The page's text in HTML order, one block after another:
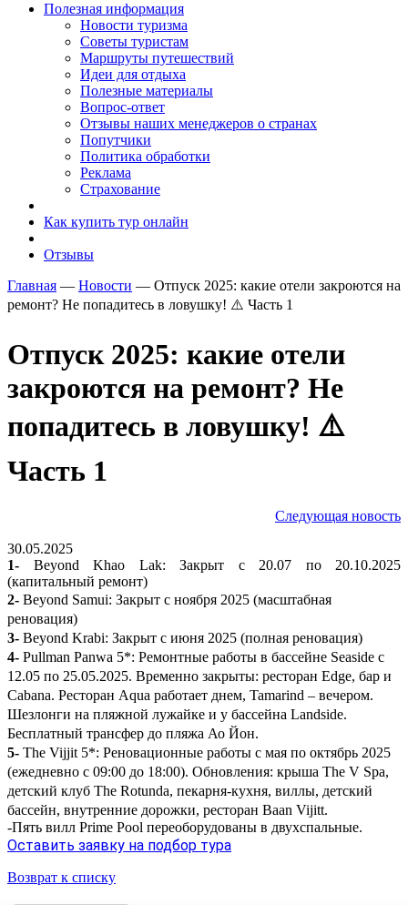
Полезная информация
Новости туризма
Советы туристам
Маршруты путешествий
Идеи для отдыха
Полезные материалы
Вопрос-ответ
Отзывы наших менеджеров о странах
Попутчики
Политика обработки
Реклама
Страхование
Как купить тур онлайн
Отзывы
Главная — Новости — Отпуск 2025: какие отели закроются на
ремонт? Не попадитесь в ловушку! ⚠️ Часть 1
Отпуск 2025: какие отели
закроются на ремонт? Не
попадитесь в ловушку! ⚠️
Часть 1
Следующая новость
30.05.2025
1- Beyond Khao Lak: Закрыт с 20.07 по 20.10.2025
(капитальный ремонт)
2- Beyond Samui: Закрыт с ноября 2025 (масштабная
реновация)
3- Beyond Krabi: Закрыт с июня 2025 (полная реновация)
4- Pullman Panwa 5*: Ремонтные работы в бассейне Seaside с
12.05 по 25.05.2025. Временно закрыты: ресторан Edge, бар и
Cabana. Ресторан Aqua работает днем, Tamarind – вечером.
Шезлонги на пляжной лужайке и у бассейна Landside.
Бесплатный трансфер до пляжа Ао Йон.
5- The Vijjit 5*: Реновационные работы с мая по октябрь 2025
(ежедневно с 09:00 до 18:00). Обновления: крыша The V Spa,
детский клуб The Rotunda, пекарня-кухня, виллы, детский
бассейн, внутренние дорожки, ресторан Baan Vijitt.
-Пять вилл Prime Pool переоборудованы в двухспальные.
Оставить заявку на подбор тура
Возврат к списку